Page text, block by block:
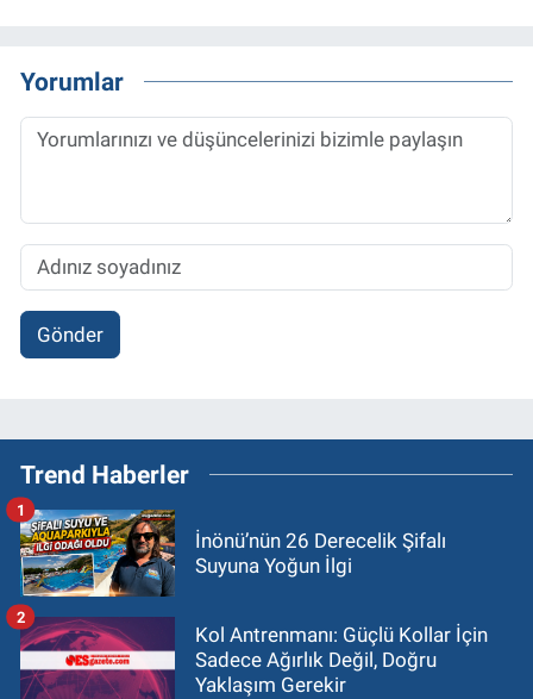
Yorumlar
Gönder
Trend Haberler
İnönü’nün 26 Derecelik Şifalı
Suyuna Yoğun İlgi
1
Kol Antrenmanı: Güçlü Kollar İçin
Sadece Ağırlık Değil, Doğru
Yaklaşım Gerekir
2